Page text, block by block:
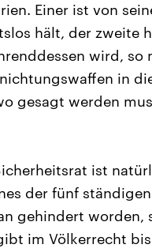
Einer ist von
hält, der zweite
wird, so
in
gesagt werden
ist
der fünf
gehindert worden,
im Völkerrecht